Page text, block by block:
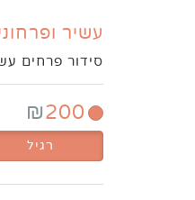
עשיר
סידור פרחים
₪200
רגיל